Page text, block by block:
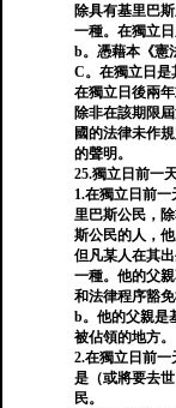
除具有基里巴
一種。在獨立
b。憑藉本《憲
C。在獨立日是
在獨立日後兩
除非在該期限
國的法律未作
的聲明。
25.獨立日前一
1.在獨立日前
里巴斯公民，
斯公民的人，
但凡某人在其
一種。他的父
和法律程序豁
b。他的父親是
被佔領的地方。
2.在獨立日前一
是（或將要去
民。